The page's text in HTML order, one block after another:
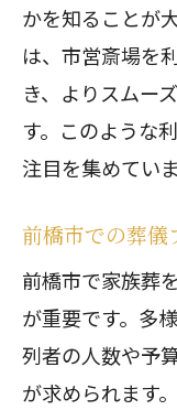
ン
家族葬
前橋市で経
方
家族葬
前橋市
経済的
前橋市
低価格
家計に
かを知ることが
は、市営斎場を
き、よりスムー
す。このような
注目を集めていま
前橋市での葬儀
前橋市で家族葬
が重要です。多
列者の人数や予
が求められます